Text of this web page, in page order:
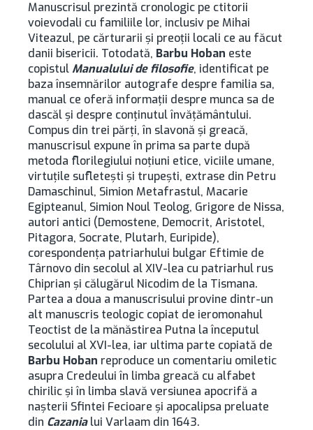
Manuscrisul prezintă cronologic pe ctitorii
voievodali cu familiile lor, inclusiv pe Mihai
Viteazul, pe cărturarii şi preoţii locali ce au făcut
danii bisericii. Totodată, Barbu Hoban este
copistulManualului de filosofie, identificat pe
baza însemnărilor autografe despre familia sa,
manual ce oferă informaţii despre munca sa de
dascăl şi despre conţinutul învăţământului.
Compus din trei părţi, în slavonă şi greacă,
manuscrisul expune în prima sa parte după
metoda florilegiului noţiuni etice, viciile umane,
virtuţile sufleteşti şi trupeşti, extrase din Petru
Damaschinul, Simion Metafrastul, Macarie
Egipteanul, Simion Noul Teolog, Grigore de Nissa,
autori antici (Demostene, Democrit, Aristotel,
Pitagora, Socrate, Plutarh, Euripide),
corespondenţa patriarhului bulgar Eftimie de
Târnovo din secolul al XIV-lea cu patriarhul rus
Chiprian şi călugărul Nicodim de la Tismana.
Partea a doua a manuscrisului provine dintr-un
alt manuscris teologic copiat de ieromonahul
Teoctist de la mănăstirea Putna la începutul
secolului al XVI-lea, iar ultima parte copiată de
Barbu Hoban reproduce un comentariu omiletic
asupra Credeului în limba greacă cu alfabet
chirilic şi în limba slavă versiunea apocrifă a
naşterii Sfintei Fecioare şi apocalipsa preluate
din Cazanialui Varlaam din 1643.